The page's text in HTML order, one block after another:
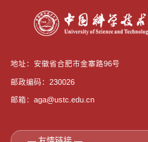
地址：安徽省合肥市金寨路96号
邮政编码：230026
邮箱：aga@ustc.edu.cn